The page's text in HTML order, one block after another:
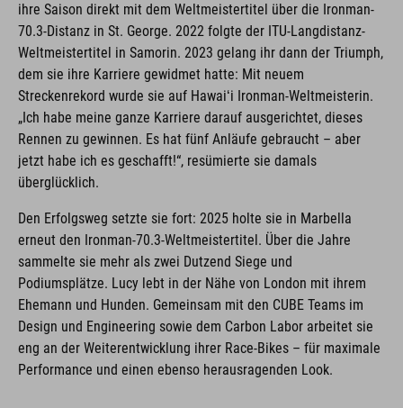
ihre Saison direkt mit dem Weltmeistertitel über die Ironman-
70.3-Distanz in St. George. 2022 folgte der ITU-Langdistanz-
Weltmeistertitel in Samorin. 2023 gelang ihr dann der Triumph,
dem sie ihre Karriere gewidmet hatte: Mit neuem
Streckenrekord wurde sie auf Hawaiʻi Ironman-Weltmeisterin.
„Ich habe meine ganze Karriere darauf ausgerichtet, dieses
Rennen zu gewinnen. Es hat fünf Anläufe gebraucht – aber
jetzt habe ich es geschafft!“, resümierte sie damals
überglücklich.
Den Erfolgsweg setzte sie fort: 2025 holte sie in Marbella
erneut den Ironman-70.3-Weltmeistertitel. Über die Jahre
sammelte sie mehr als zwei Dutzend Siege und
Podiumsplätze. Lucy lebt in der Nähe von London mit ihrem
Ehemann und Hunden. Gemeinsam mit den CUBE Teams im
Design und Engineering sowie dem Carbon Labor arbeitet sie
eng an der Weiterentwicklung ihrer Race-Bikes – für maximale
Performance und einen ebenso herausragenden Look.